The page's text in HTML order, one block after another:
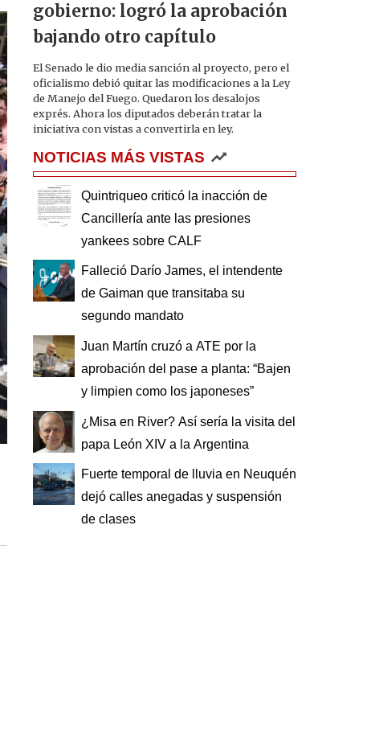
gobierno: logró la aprobación
bajando otro capítulo
El Senado le dio media sanción al proyecto, pero el
oficialismo debió quitar las modificaciones a la Ley
de Manejo del Fuego. Quedaron los desalojos
exprés. Ahora los diputados deberán tratar la
iniciativa con vistas a convertirla en ley.
NOTICIAS MÁS VISTAS
Quintriqueo criticó la inacción de
Cancillería ante las presiones
yankees sobre CALF
Falleció Darío James, el intendente
de Gaiman que transitaba su
segundo mandato
Juan Martín cruzó a ATE por la
aprobación del pase a planta: “Bajen
y limpien como los japoneses”
¿Misa en River? Así sería la visita del
papa León XIV a la Argentina
Fuerte temporal de lluvia en Neuquén
dejó calles anegadas y suspensión
de clases